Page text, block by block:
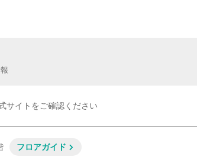
サイトをご確認ください
フロアガイド